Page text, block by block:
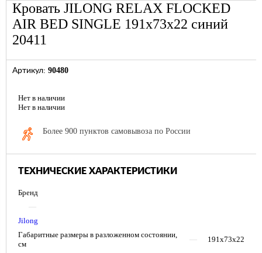
Кровать JILONG RELAX FLOCKED
AIR BED SINGLE 191x73x22 синий
20411
Артикул: 90480
Нет в наличии
Нет в наличии
Более 900 пунктов самовывоза по России
ТЕХНИЧЕСКИЕ ХАРАКТЕРИСТИКИ
Бренд
—
Jilong
Габаритные размеры в разложенном состоянии,
см
— 191х73х22